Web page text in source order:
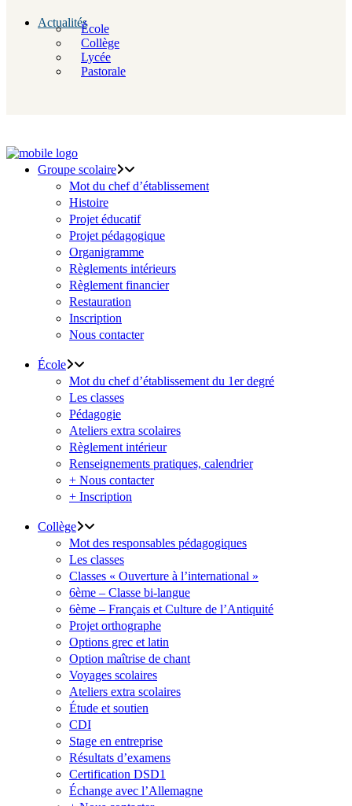
ActualitésÉcole
Collège
Lycée
Pastorale
Groupe scolaire
Mot du chef d’établissement
Histoire
Projet éducatif
Projet pédagogique
Organigramme
Règlements intérieurs
Règlement financier
Restauration
Inscription
Nous contacter
École
Mot du chef d’établissement du 1er degré
Les classes
Pédagogie
Ateliers extra scolaires
Règlement intérieur
Renseignements pratiques, calendrier
+ Nous contacter
+ Inscription
Collège
Mot des responsables pédagogiques
Les classes
Classes « Ouverture à l’international »
6ème – Classe bi-langue
6ème – Français et Culture de l’Antiquité
Projet orthographe
Options grec et latin
Option maîtrise de chant
Voyages scolaires
Ateliers extra scolaires
Étude et soutien
CDI
Stage en entreprise
Résultats d’examens
Certification DSD1
Échange avec l’Allemagne